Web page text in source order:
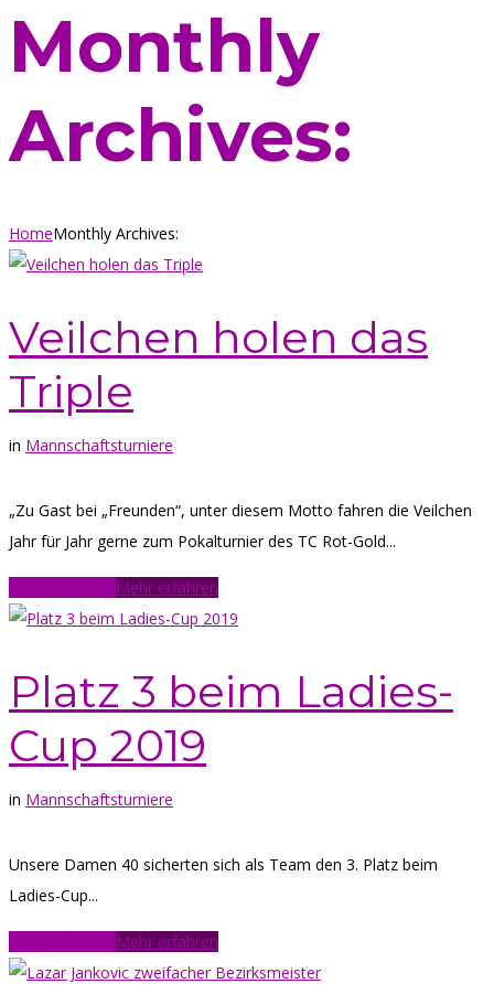
Monthly
Archives:
HomeMonthly Archives:
Veilchen holen das
Triple
in Mannschaftsturniere
„Zu Gast bei „Freunden“, unter diesem Motto fahren die Veilchen
Jahr für Jahr gerne zum Pokalturnier des TC Rot-Gold...
Mehr erfahren
Platz 3 beim Ladies-
Cup 2019
in Mannschaftsturniere
Unsere Damen 40 sicherten sich als Team den 3. Platz beim
Ladies-Cup...
Mehr erfahren